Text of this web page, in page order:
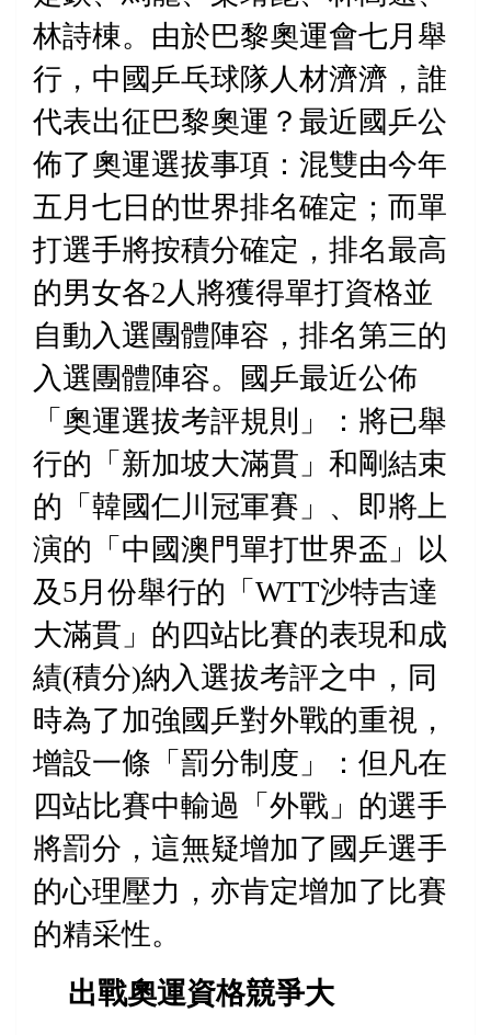
林詩棟。由於巴黎奧運會七月舉
行，中國乒乓球隊人材濟濟，誰
代表出征巴黎奧運？最近國乒公
佈了奧運選拔事項：混雙由今年
五月七日的世界排名確定；而單
打選手將按積分確定， 排名最高
的男女各2 人將獲得單打資格並
自動入選團體陣容 ，排名第三的
入選團體陣容。國乒最近公佈
「奧運選拔考評規則」：將已舉
行的「新加坡大滿貫」和剛結束
的「韓國仁川冠軍賽」、即將上
演的「中國澳門單打世界盃」以
及 5月份舉行的「 WTT沙特吉達
大滿貫」的 四站比賽的表現和成
績(積分)納入選拔考評之中，同
時為了加強國乒對外戰的重視，
增設一條「罰分制度」：但凡在
四站比賽中輸過「外戰」的選手
將罰分，這無疑增加了國乒選手
的心理壓力，亦肯定增加了比賽
的精采性。
出戰奧運資格競爭大